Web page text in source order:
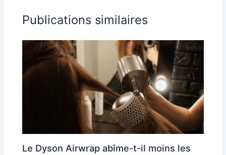
Publications similaires
Le Dyson Airwrap abîme-t-il moins les